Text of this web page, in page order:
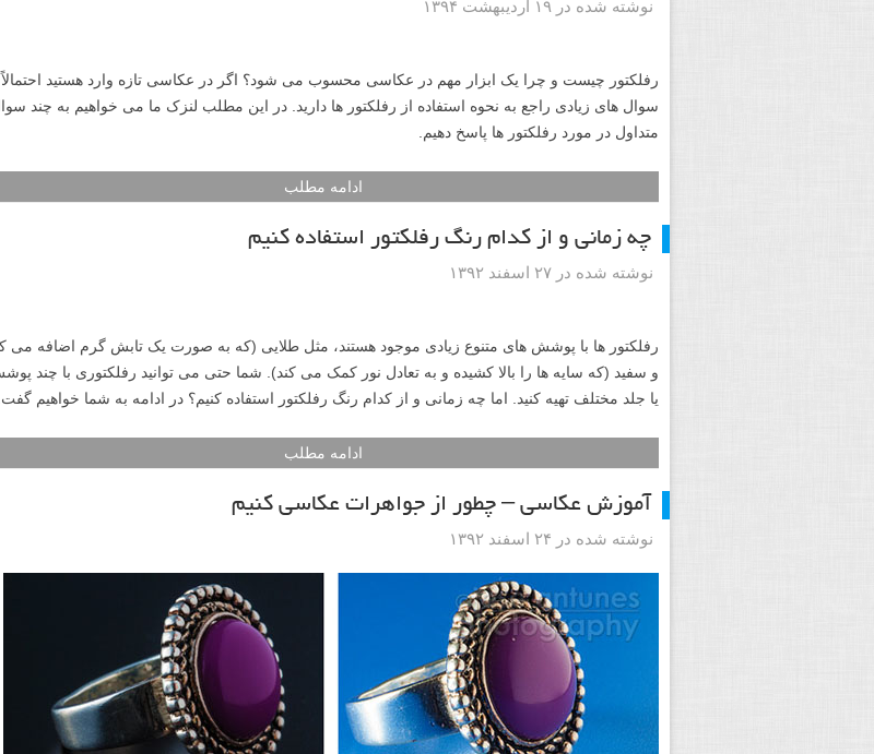
یکی از ساده ترین و در عین حال پر کاربردترین ابزارهای یک عکاس، بازتاب دهنده یا رفلکتور است. در این
مطلب لنزک شش روش استفاده از رفلکتور برای حصول نتایجی عالی را بررسی خواهیم کرد. حتی اگر در
خودتان را داشته باشید.
ادامه مطلب
راهنمای رفلکتور ها در عکاسی
رفلکتور چیست و چرا یک ابزار مهم در عکاسی محسوب می شود؟ اگر در عکاسی تازه وارد هستید احتمالاً
متداول در مورد رفلکتور ها پاسخ دهیم.
چه زمانی و از کدام رنگ رفلکتور استفاده کنیم
نوشته شده در ۲۷ اسفند ۱۳۹۲